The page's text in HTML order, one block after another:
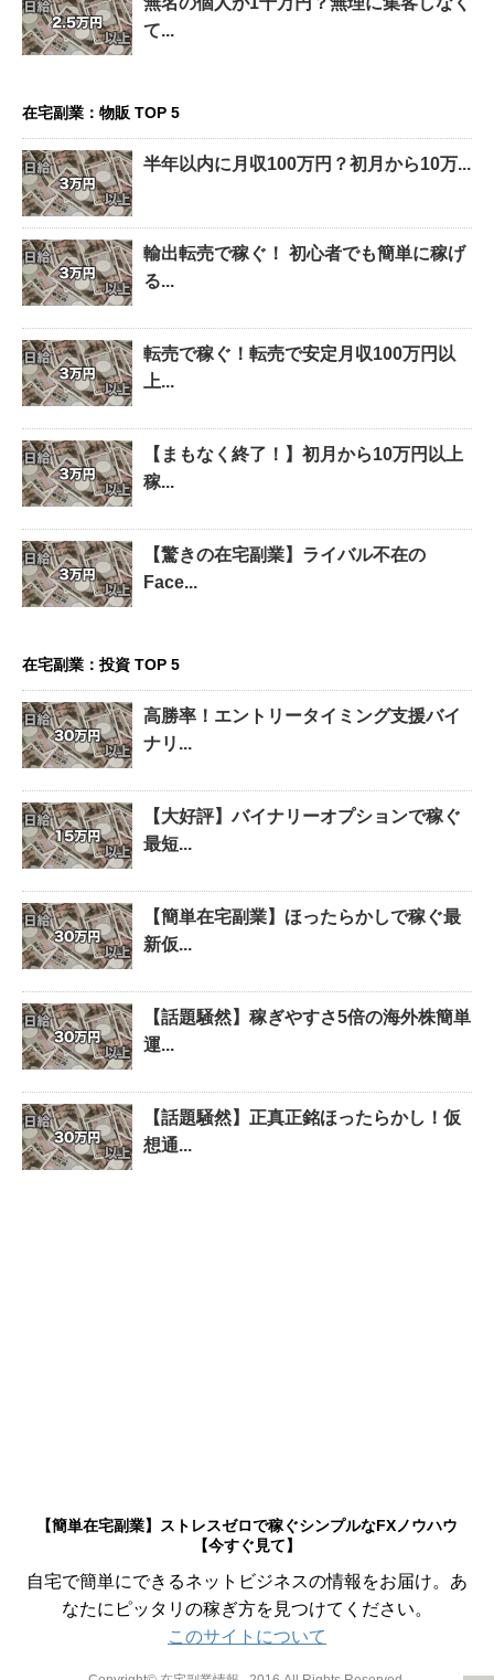
て...
在宅副業：物販 TOP 5
半年以内に月収100万円？初月から10万...
輸出転売で稼ぐ！ 初心者でも簡単に稼げ
る...
転売で稼ぐ！転売で安定月収100万円以
上...
【まもなく終了！】初月から10万円以上
稼...
【驚きの在宅副業】ライバル不在の
Face...
在宅副業：投資 TOP 5
高勝率！エントリータイミング支援バイ
ナリ...
【大好評】バイナリーオプションで稼ぐ
最短...
【簡単在宅副業】ほったらかしで稼ぐ最
新仮...
【話題騒然】稼ぎやすさ5倍の海外株簡単
運...
【話題騒然】正真正銘ほったらかし！仮
想通...
【簡単在宅副業】ストレスゼロで稼ぐシンプルなFXノウハウ
【今すぐ見て】
自宅で簡単にできるネットビジネスの情報をお届け。あ
なたにピッタリの稼ぎ方を見つけてください。
このサイトについて